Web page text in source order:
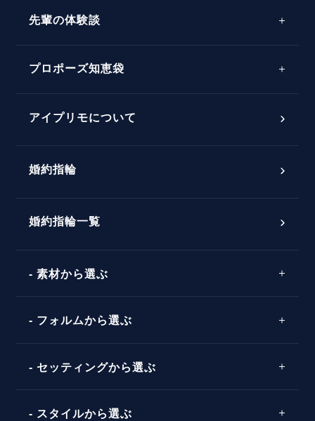
プロポーズアイテム
パーフェクトプロポーズリング
婚約指輪マッチング診断
先輩の体験談
プロポーズ知恵袋
ダイヤモンドの品質とは？
タイミング
言葉
アイプリモについて
婚約指輪
婚約指輪一覧
素材から選ぶ
プラチナ
コンビネーション
フォルムから選ぶ
ストレートライン
セッティングから選ぶ
ソリテール
スタイルから選ぶ